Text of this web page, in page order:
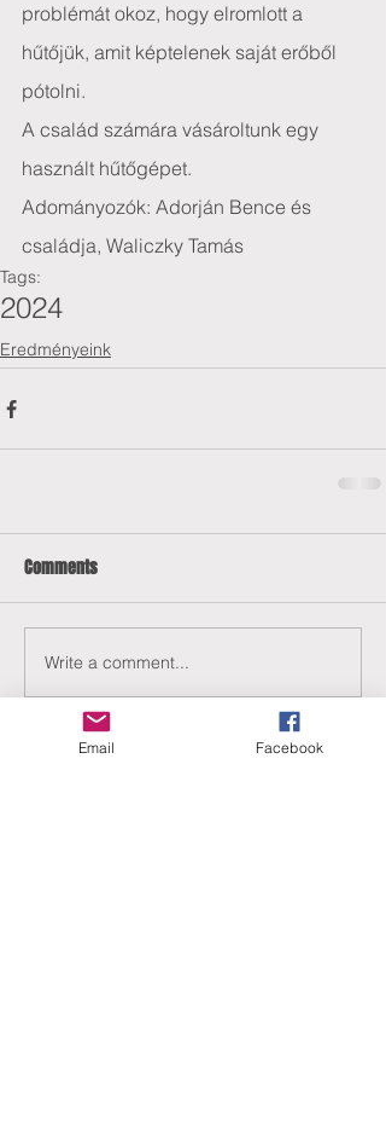
problémát okoz, hogy elromlott a
hűtőjük, amit képtelenek saját erőből
pótolni.
A család számára vásároltunk egy
használt hűtőgépet.
Adományozók: Adorján Bence és
családja, Waliczky Tamás
Tags:
2024
Eredményeink
Comments
Write a comment...
Email Facebook